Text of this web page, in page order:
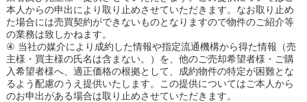
本人からの申出により取り止めさせていただきます。なお取り止め
た場合には売買契約ができないものとなりますので物件のご紹介等
の業務は致しかねます。
④ 当社の媒介により成約した情報や指定流通機構から得た情報（売
主様・買主様の氏名は含まない。）を、他のご売却希望者様・ご購
入希望者様へ、適正価格の根拠として、成約物件の特定が困難とな
るよう配慮のうえ提供いたします。この提供についてはご本人から
のお申出がある場合は取り止めさせていただきます。